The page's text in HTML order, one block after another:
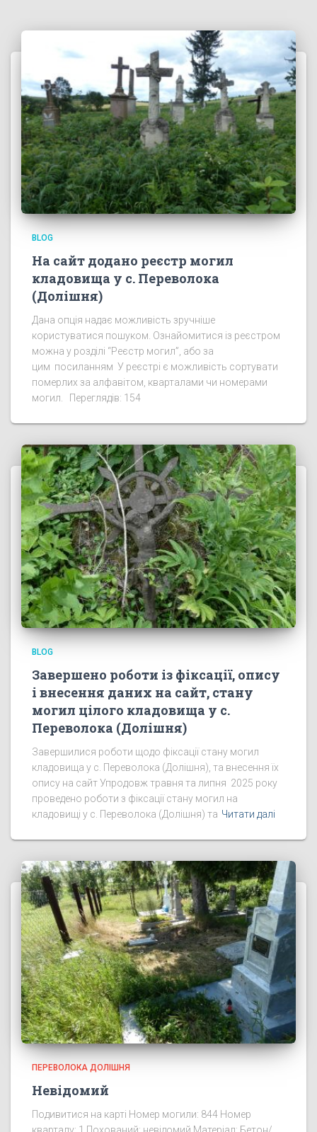
BLOG
На сайт додано реєстр могил
кладовища у с. Переволока
(Долішня)
Дана опція надає можливість зручніше
користуватися пошуком. Ознайомитися із реєстром
можна у розділі “Реєстр могил”, або за
цим посиланням У реєстрі є можливість сортувати
померлих за алфавітом, кварталами чи номерами
могил. Переглядів: 154
BLOG
Завершено роботи із фіксації, опису
і внесення даних на сайт, стану
могил цілого кладовища у с.
Переволока (Долішня)
Завершилися роботи щодо фіксації стану могил
кладовища у с. Переволока (Долішня), та внесення їх
опису на сайт Упродовж травня та липня 2025 року
проведено роботи з фіксації стану могил на
кладовищі у с. Переволока (Долішня) та Читати далі
ПЕРЕВОЛОКА ДОЛІШНЯ
Невідомий
Подивитися на карті Номер могили: 844 Номер